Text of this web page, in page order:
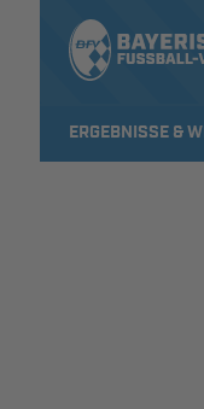
ERGEBNISSE &